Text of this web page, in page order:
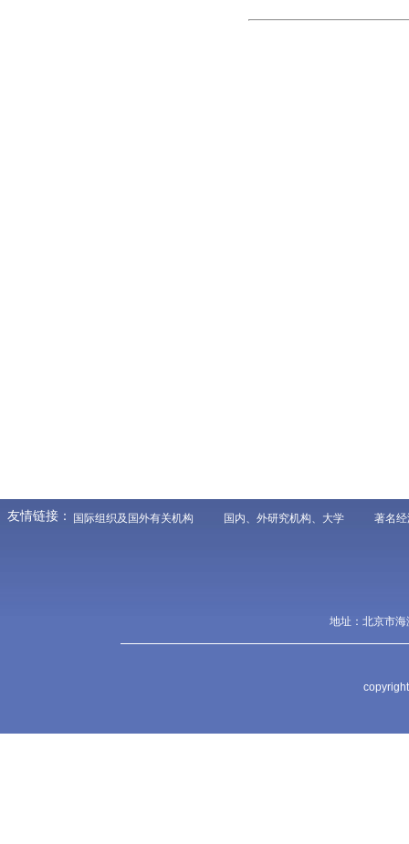
地址：北京市
友情链接： 国际组织及国外有关机构 国内、外研究机构、大学 著名